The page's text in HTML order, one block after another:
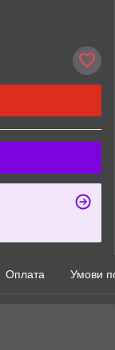
Оплата Умови